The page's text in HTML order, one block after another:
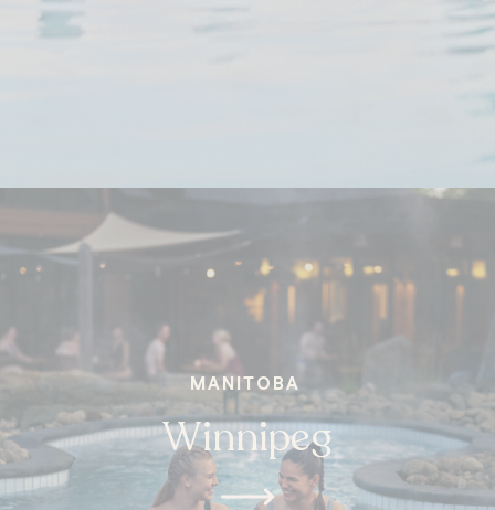
MANITOBA
Winnipeg